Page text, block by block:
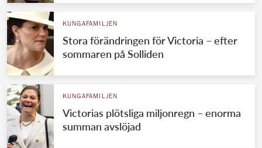
KUNGAFAMILJEN
Stora förändringen för Victoria – efter
sommaren på Solliden
KUNGAFAMILJEN
Victorias plötsliga miljonregn – enorma
summan avslöjad